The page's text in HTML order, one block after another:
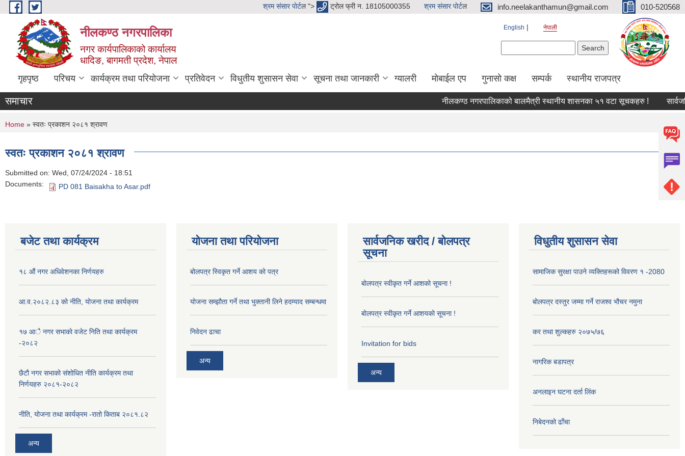
Skip to main content श्रम संसार पाेर्टल "> ट्रोल फ्री न. 18105000355 श्रम संसार पाेर्टल info.neelakanthamun@gmail.com 010-520568
नीलकण्ठ नगरपालिका
नगर कार्यपालिकाको कार्यालय
धादिङ, बागमती प्रदेश, नेपाल
English नेपाली
गृहपृष्ठ परिचय कार्यक्रम तथा परियोजना प्रतिवेदन विधुतीय शुसासन सेवा सूचना तथा जानकारी ग्यालरी मोबाईल एप गुनासो कक्ष सम्पर्क स्थानीय राजपत्र
समाचार नीलकण्ठ नगरपालिकाको बालमैत्री स्थानीय शासनका ५१ वटा सूचकहरु ! सार्वजनिक
You are here
Home » स्वतः प्रकाशन २०८१ श्रावण
स्वतः प्रकाशन २०८१ श्रावण
Submitted on: Wed, 07/24/2024 - 18:51
Documents:
PD 081 Baisakha to Asar.pdf
बजेट तथा कार्यक्रम
१८ औं नगर अधिवेशनका निर्णयहरु
आ.व.२०८२.८३ को नीति, योजना तथा कार्यक्रम
१७ आै नगर सभाकाे वजेट निति तथा कार्यक्रम
-२०८२
छैटौ नगर सभाको संशोधित नीति कार्यक्रम तथा
निर्णयहरु २०८१-२०८२
नीति, योजना तथा कार्यक्रम -रातो किताब २०८१.८२
अन्य
योजना तथा परियोजना
बोलपत्र स्विकृत गर्ने आशय को पत्र
योजना सम्झौता गर्ने तथा भुक्तानी लिने हदम्याद सम्बन्धमा
निवेदन ढाचा
अन्य
सार्वजनिक खरीद / बोलपत्र
सूचना
बोलपत्र स्वीकृत गर्ने आशको सूचना !
बोलपत्र स्वीकृत गर्ने आशयको सूचना !
Invitation for bids
अन्य
विधुतीय शुसासन सेवा
सामाजिक सुरक्षा पाउने व्यक्तिहरूको विवरण १ -2080
बोलपत्र दस्तुर जम्मा गर्ने राजश्व भौचर नमुना
कर तथा शुल्कहरु २०७५/७६
नागरिक बडापत्र
अनलाइन घटना दर्ता लिंक
निबेदनको ढाँचा